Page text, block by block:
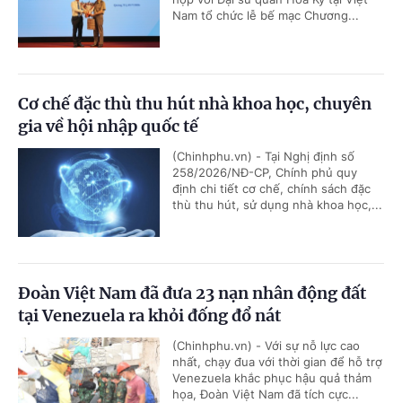
Nam tổ chức lễ bế mạc Chương...
Cơ chế đặc thù thu hút nhà khoa học, chuyên
gia về hội nhập quốc tế
(Chinhphu.vn) - Tại Nghị định số
258/2026/NĐ-CP, Chính phủ quy
định chi tiết cơ chế, chính sách đặc
thù thu hút, sử dụng nhà khoa học,...
Đoàn Việt Nam đã đưa 23 nạn nhân động đất
tại Venezuela ra khỏi đống đổ nát
(Chinhphu.vn) - Với sự nỗ lực cao
nhất, chạy đua với thời gian để hỗ trợ
Venezuela khắc phục hậu quả thảm
họa, Đoàn Việt Nam đã tích cực...